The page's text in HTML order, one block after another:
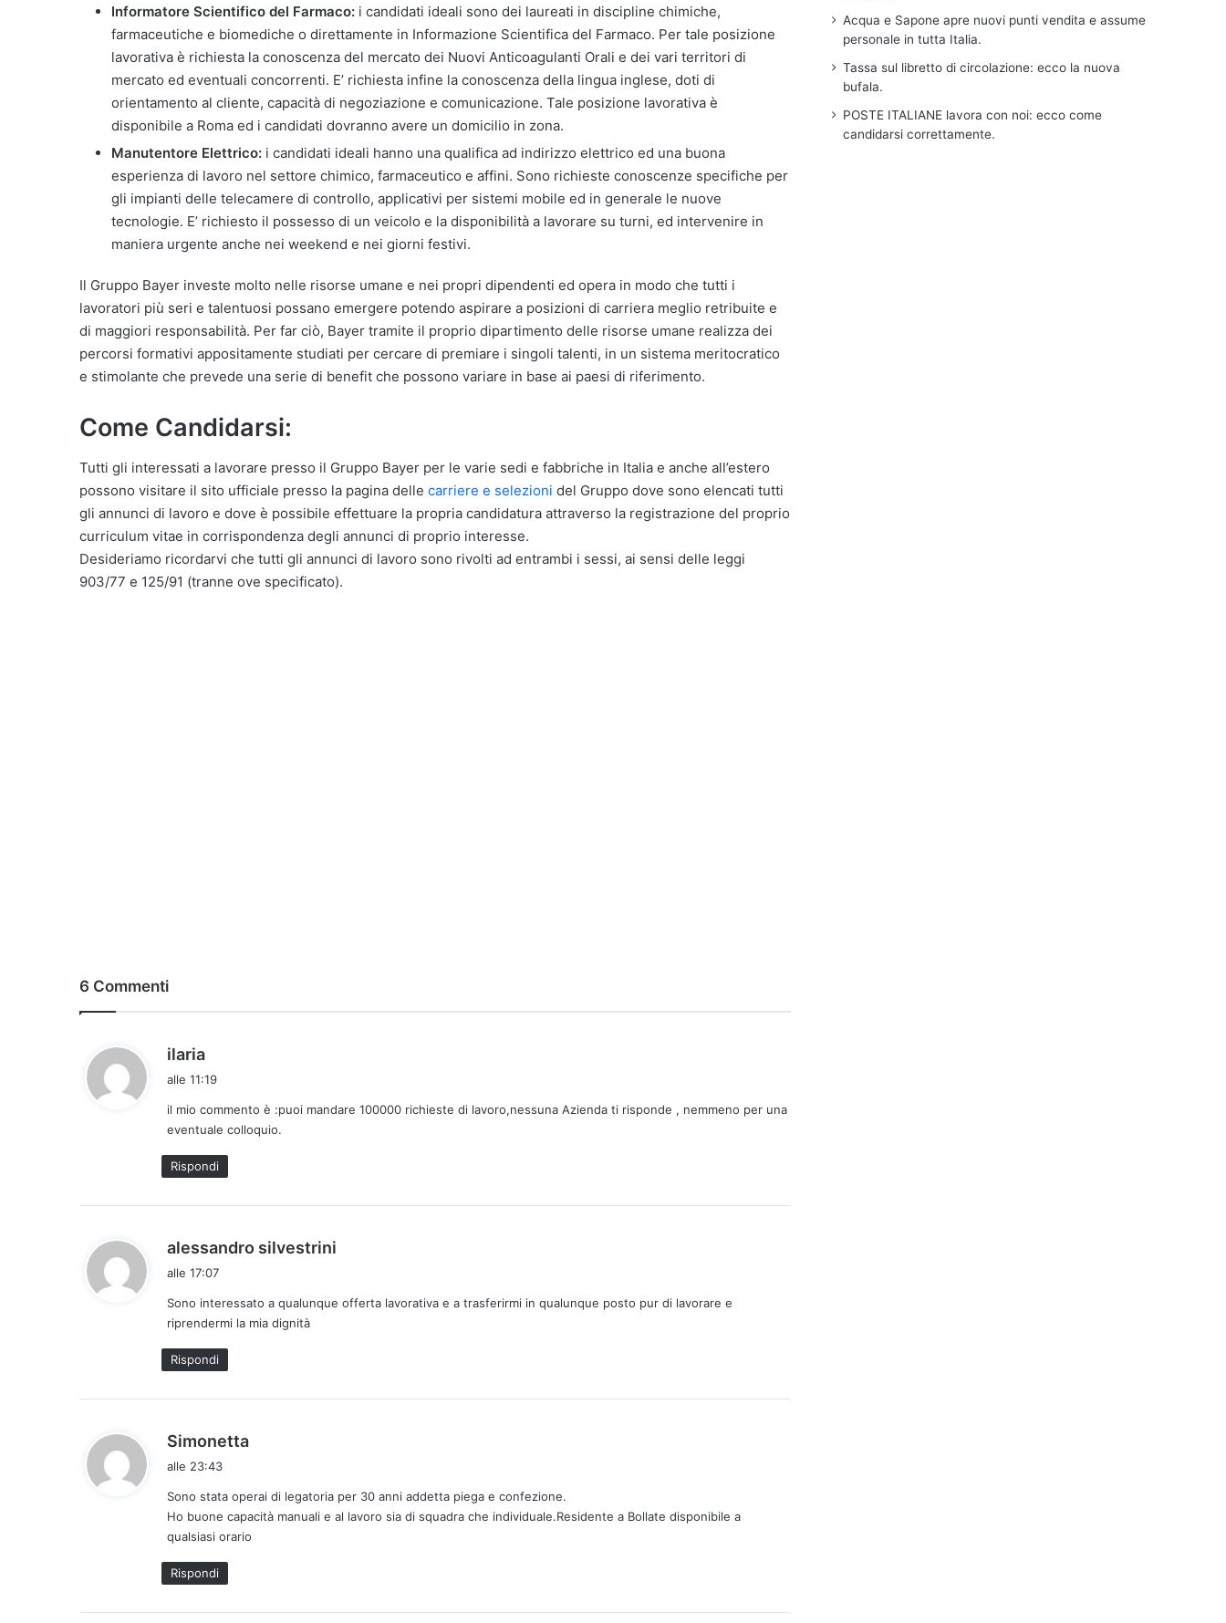
Informatore Scientifico del Farmaco: i candidati ideali sono dei laureati in discipline chimiche,
farmaceutiche e biomediche o direttamente in Informazione Scientifica del Farmaco. Per tale posizione
lavorativa è richiesta la conoscenza del mercato dei Nuovi Anticoagulanti Orali e dei vari territori di
mercato ed eventuali concorrenti. E’ richiesta infine la conoscenza della lingua inglese, doti di
orientamento al cliente, capacità di negoziazione e comunicazione. Tale posizione lavorativa è
disponibile a Roma ed i candidati dovranno avere un domicilio in zona.
Manutentore Elettrico: i candidati ideali hanno una qualifica ad indirizzo elettrico ed una buona
esperienza di lavoro nel settore chimico, farmaceutico e affini. Sono richieste conoscenze specifiche per
gli impianti delle telecamere di controllo, applicativi per sistemi mobile ed in generale le nuove
tecnologie. E’ richiesto il possesso di un veicolo e la disponibilità a lavorare su turni, ed intervenire in
maniera urgente anche nei weekend e nei giorni festivi.
Il Gruppo Bayer investe molto nelle risorse umane e nei propri dipendenti ed opera in modo che tutti i
lavoratori più seri e talentuosi possano emergere potendo aspirare a posizioni di carriera meglio retribuite e
di maggiori responsabilità. Per far ciò, Bayer tramite il proprio dipartimento delle risorse umane realizza dei
percorsi formativi appositamente studiati per cercare di premiare i singoli talenti, in un sistema meritocratico
e stimolante che prevede una serie di benefit che possono variare in base ai paesi di riferimento.
Come Candidarsi:
Tutti gli interessati a lavorare presso il Gruppo Bayer per le varie sedi e fabbriche in Italia e anche all’estero
possono visitare il sito ufficiale presso la pagina delle carriere e selezioni del Gruppo dove sono elencati tutti
gli annunci di lavoro e dove è possibile effettuare la propria candidatura attraverso la registrazione del proprio
curriculum vitae in corrispondenza degli annunci di proprio interesse.
Desideriamo ricordarvi che tutti gli annunci di lavoro sono rivolti ad entrambi i sessi, ai sensi delle leggi
903/77 e 125/91 (tranne ove specificato).
6 Commenti
ilaria
a
e
t
t
o
alle 11:19
il mio commento è :puoi mandare 100000 richieste di lavoro,nessuna Azienda ti risponde , nemmeno per una
eventuale colloquio.
Rispondi
alessandro silvestrini
e
alle 17:07
Sono interessato a qualunque offerta lavorativa e a trasferirmi in qualunque posto pur di lavorare e
riprendermi la mia dignità
Rispondi
Simonetta
e
t
t
alle 23:43
Sono stata operai di legatoria per 30 anni addetta piega e confezione.
Ho buone capacità manuali e al lavoro sia di squadra che individuale.Residente a Bollate disponibile a
qualsiasi orario
Rispondi
Acqua e Sapone apre nuovi punti vendita e assume
personale in tutta Italia.
Tassa sul libretto di circolazione: ecco la nuova
bufala.
POSTE ITALIANE lavora con noi: ecco come
candidarsi correttamente.